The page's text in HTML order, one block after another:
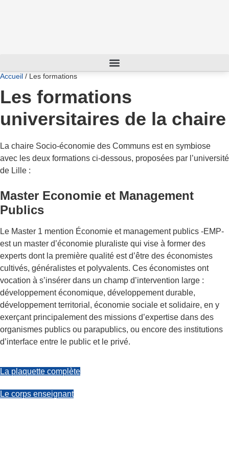
Accueil / Les formations
Les formations
universitaires de la chaire
La chaire Socio-économie des Communs est en symbiose
avec les deux formations ci-dessous, proposées par l’université
de Lille :
Master Economie et Management
Publics
Le Master 1 mention Économie et management publics -EMP-
est un master d’économie pluraliste qui vise à former des
experts dont la première qualité est d’être des économistes
cultivés, généralistes et polyvalents. Ces économistes ont
vocation à s’insérer dans un champ d’intervention large :
développement économique, développement durable,
développement territorial, économie sociale et solidaire, en y
exerçant principalement des missions d’expertise dans des
organismes publics ou parapublics, ou encore des institutions
d’interface entre le public et le privé.
La plaquette complète
Le corps enseignant